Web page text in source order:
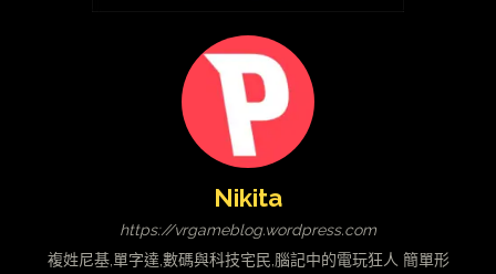
Nikita
https://vrgameblog.wordpress.com
複姓尼基,單字達,數碼與科技宅民,腦記中的電玩狂人 簡單形